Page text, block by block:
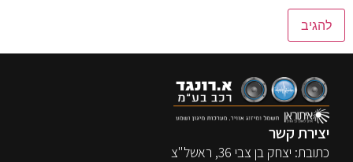
יצירת קשר
כתובת: יצחק בן צבי 36, ראשל"צ